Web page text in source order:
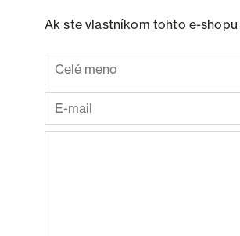
Ak ste vlastníkom tohto e-